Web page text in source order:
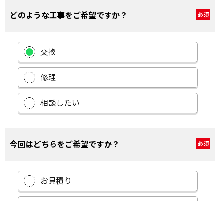
どのような工事をご希望ですか？ 必須
交換
修理
相談したい
今回はどちらをご希望ですか？ 必須
お見積り